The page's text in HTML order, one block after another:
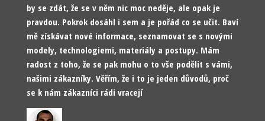
by se zdát, že se v něm nic moc neděje, ale opak je
pravdou. Pokrok dosáhl i sem a je pořád co se učit. Baví
mě získávat nové informace, seznamovat se s novými
modely, technologiemi, materiály a postupy. Mám
radost z toho, že se pak mohu o to vše podělit s vámi,
našimi zákazníky. Věřím, že i to je jeden důvodů, proč
se k nám zákazníci rádi vracejí